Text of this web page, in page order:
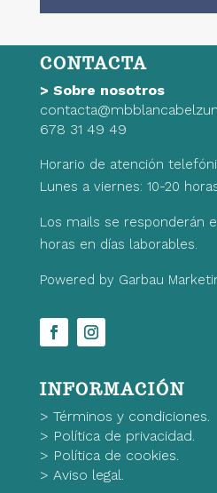
CONTACTA
> Sobre nosotros
678 31 49 49
Horario de atención
Lunes a viernes: 10-20
Los mails se responderán
horas en días laborables.
Powered by Garbau
INFORMACIÓN
> Términos y condiciones.
> Política de privacidad.
> Política de cookies.
> Aviso legal.